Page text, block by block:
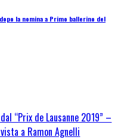
la nomina a Primo ballerino del
“Prix de Lausanne 2019” –
a Ramon Agnelli